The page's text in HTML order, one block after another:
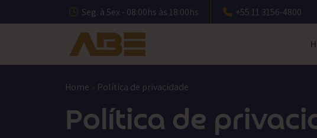
para
Seg. à Sex - 08:00hs às 18:00hs +55 11 3156-4800
Home » Política de privacidade
Política de